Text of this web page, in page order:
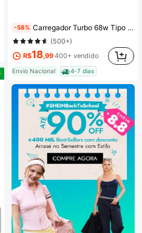
-58% Carregador Turbo 68w Tipo C Para Tipo C
(500+)
R$18,99400+ vendido
Envio Nacional 4-7 dias